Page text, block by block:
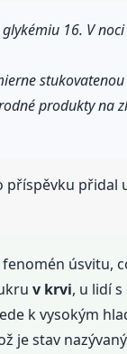
16. V
produkty na
příspěvku přidal
fenomén úsvitu,
v krvi, u lidí
k vysokým
je stav nazývaný